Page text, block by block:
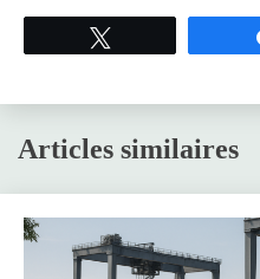
Articles similaires